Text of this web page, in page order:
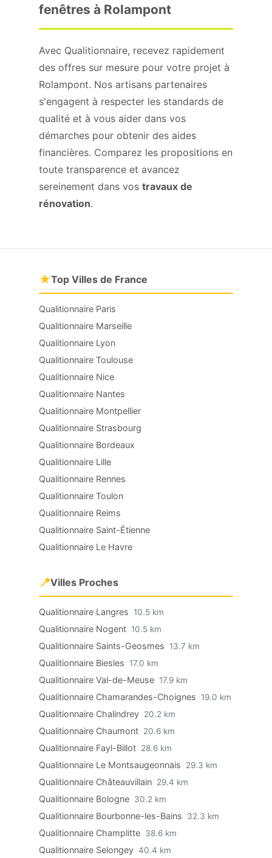
fenêtres à Rolampont
Avec Qualitionnaire, recevez rapidement
des offres sur mesure pour votre projet à
Rolampont. Nos artisans partenaires
s'engagent à respecter les standards de
qualité et à vous aider dans vos
démarches pour obtenir des aides
financières. Comparez les propositions en
toute transparence et avancez
sereinement dans vos travaux de
rénovation.
★Top Villes de France
Qualitionnaire Paris
Qualitionnaire Marseille
Qualitionnaire Lyon
Qualitionnaire Toulouse
Qualitionnaire Nice
Qualitionnaire Nantes
Qualitionnaire Montpellier
Qualitionnaire Strasbourg
Qualitionnaire Bordeaux
Qualitionnaire Lille
Qualitionnaire Rennes
Qualitionnaire Toulon
Qualitionnaire Reims
Qualitionnaire Saint-Étienne
Qualitionnaire Le Havre
📍Villes Proches
Qualitionnaire Langres 10.5 km
Qualitionnaire Nogent 10.5 km
Qualitionnaire Saints-Geosmes 13.7 km
Qualitionnaire Biesles 17.0 km
Qualitionnaire Val-de-Meuse 17.9 km
Qualitionnaire Chamarandes-Choignes 19.0 km
Qualitionnaire Chalindrey 20.2 km
Qualitionnaire Chaumont 20.6 km
Qualitionnaire Fayl-Billot 28.6 km
Qualitionnaire Le Montsaugeonnais 29.3 km
Qualitionnaire Châteauvillain 29.4 km
Qualitionnaire Bologne 30.2 km
Qualitionnaire Bourbonne-les-Bains 32.3 km
Qualitionnaire Champlitte 38.6 km
Qualitionnaire Selongey 40.4 km